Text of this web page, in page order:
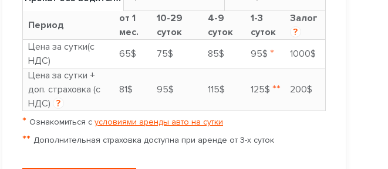
Период
от 1
мес.
10-29
суток
4-9
суток
1-3
суток
Залог
?
Цена за сутки(с
НДС)
65$ 75$ 85$ 95$ *
1000$
Цена за сутки +
доп. страховка (с
НДС) ?
81$ 95$ 115$ 125$ ** 200$
* Ознакомиться с условиями аренды авто на сутки
** Дополнительная страховка доступна при аренде от 3-х суток